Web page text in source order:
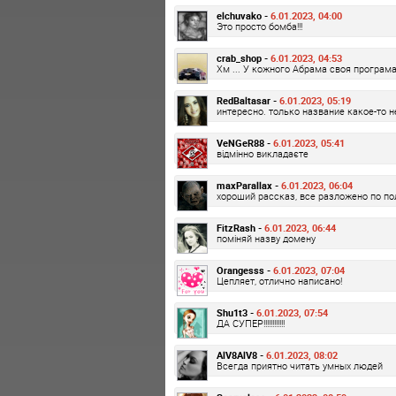
elchuvako - 6.01.2023, 04:00
Это просто бомба!!!
crab_shop - 6.01.2023, 04:53
Хм ... У кожного Абрама своя програма.
RedBaltasar - 6.01.2023, 05:19
интересно. только название какое-то
VeNGeR88 - 6.01.2023, 05:41
відмінно викладаєте
maxParallax - 6.01.2023, 06:04
хороший рассказ, все разложено по
FitzRash - 6.01.2023, 06:44
поміняй назву домену
Orangesss - 6.01.2023, 07:04
Цепляет, отлично написано!
Shu1t3 - 6.01.2023, 07:54
ДА СУПЕР!!!!!!!!!!!!
AlV8AlV8 - 6.01.2023, 08:02
Всегда приятно читать умных людей